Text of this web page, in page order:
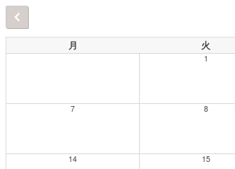
月 火
1
7 8
14 15